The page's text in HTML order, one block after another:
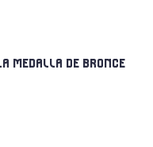
MEDALLA DE BRONCE